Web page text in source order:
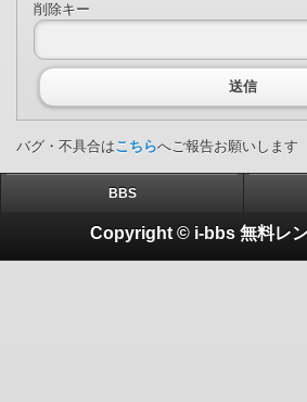
削除キー
送信
バグ・不具合はこちらへご報告お願いします
BBS
Copyright © i-bbs 無料レ